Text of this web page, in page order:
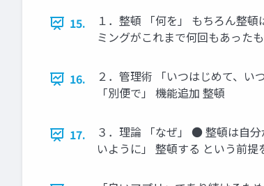
15.
１．整頓 「何を」 もちろん整
ミングがこれまで何回もあった
16.
２．管理術 「いつはじめて、
「別便で」 機能追加 整頓
17.
３．理論 「なぜ」 ● 整頓は自
いように」 整頓する という前